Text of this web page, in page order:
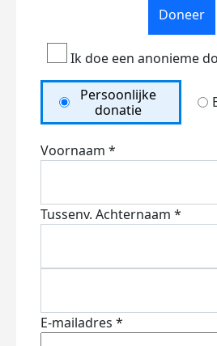
Doneer
Ik doe een anonieme
Persoonlijke
donatie
Voornaam *
Tussenv. Achternaam *
E-mailadres *